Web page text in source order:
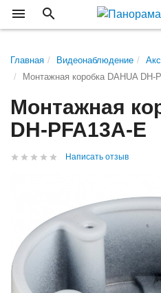
Главная Видеонаблюдение
Монтажная коробка DAHUA DH-
Монтажная
DH-PFA13A-E
Написать отзыв